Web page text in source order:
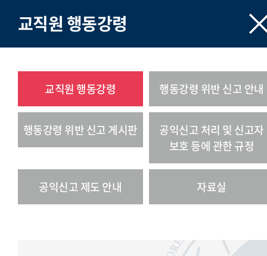
교직원 행동강령
교직원 행동강령 행동강령 위반 신고 안내
행동강령 위반 신고 게시판
공익신고 처리 및 신고자
보호 등에 관한 규정
공익신고 제도 안내 자료실